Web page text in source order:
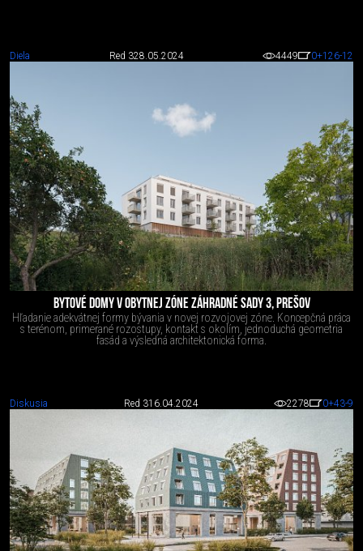
Diela Red 328.05.2024 4449 0+126-12
BYTOVÉ DOMY V OBYTNEJ ZÓNE ZÁHRADNÉ SADY 3, PREŠOV
Hľadanie adekvátnej formy bývania v novej rozvojovej zóne. Koncepčná práca
s terénom, primerané rozostupy, kontakt s okolím, jednoduchá geometria
fasád a výsledná architektonická forma.
Diskusia Red 316.04.2024 2278 0+43-9